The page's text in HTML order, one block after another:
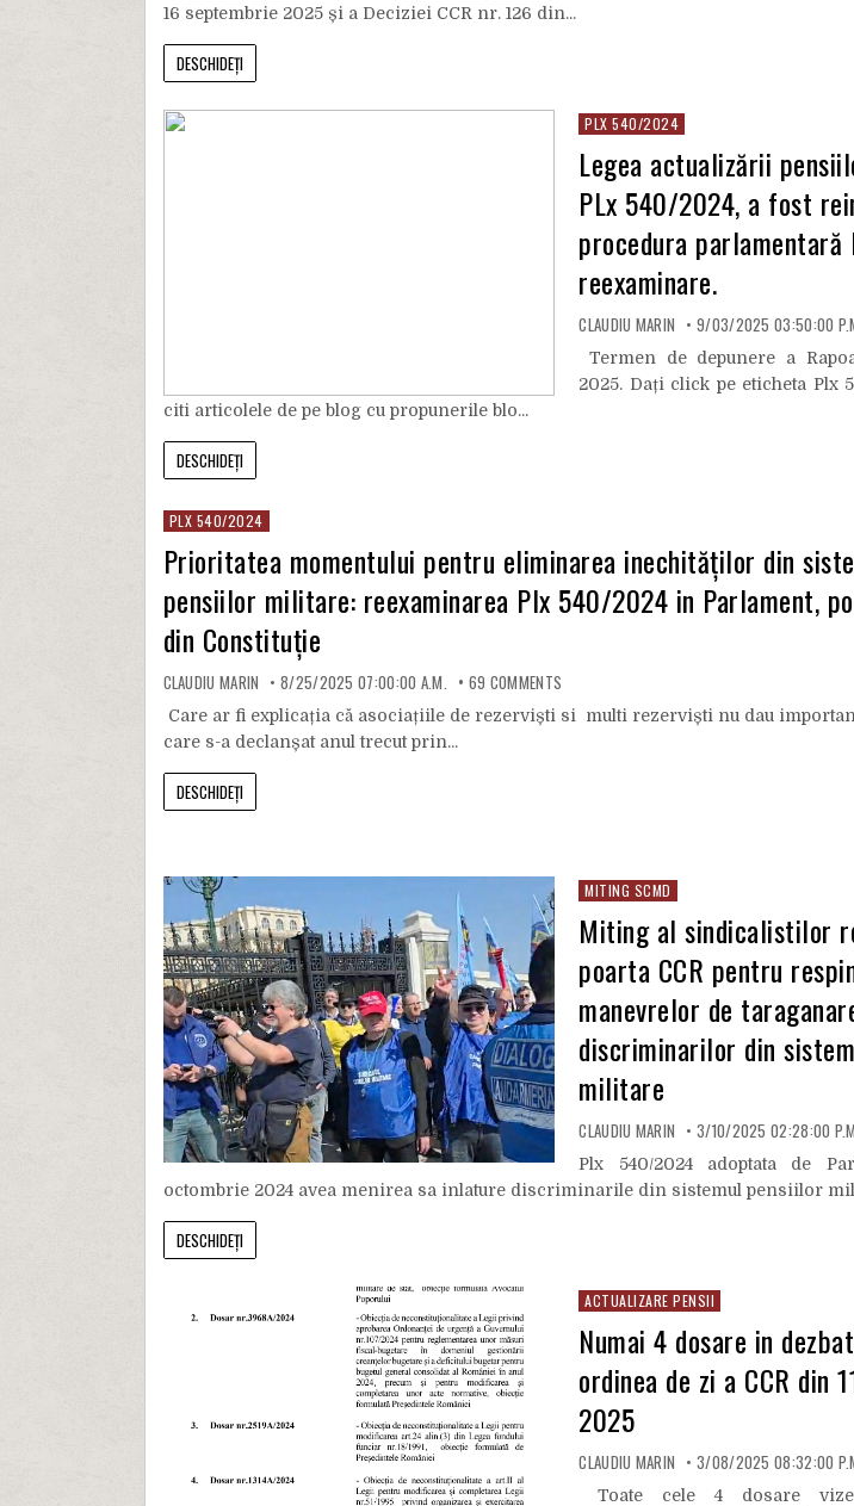
16 septembrie 2025 și a Deciziei CCR nr. 126 din...
DESCHIDEȚI
PLX 540/2024
Legea actualizării
PLx 540/2024, a fost
procedura parlamentară
reexaminare.
CLAUDIU MARIN 9/03/2025 03:50:00
Termen de depunere a
2025. Dați click pe eticheta Plx
citi articolele de pe blog cu propunerile blo...
DESCHIDEȚI
PLX 540/2024
Prioritatea momentului pentru eliminarea inechităților din
pensiilor militare: reexaminarea Plx 540/2024 in Parlament,
din Constituție
CLAUDIU MARIN 8/25/2025 07:00:00 A.M. 69 COMMENTS
Care ar fi explicația că asociațiile de rezerviști si multi rezerviști nu dau
care s-a declanșat anul trecut prin...
DESCHIDEȚI
MITING SCMD
Miting al sindicalistilor
poarta CCR pentru
manevrelor de
discriminarilor din
militare
CLAUDIU MARIN 3/10/2025 02:28:00 P.M.
Plx 540/2024 adoptata de
octombrie 2024 avea menirea sa inlature discriminarile din sistemul pensiilor
DESCHIDEȚI
ACTUALIZARE PENSII
Numai 4 dosare in
ordinea de zi a CCR din
2025
CLAUDIU MARIN 3/08/2025 08:32:00
Toate cele 4 dosare